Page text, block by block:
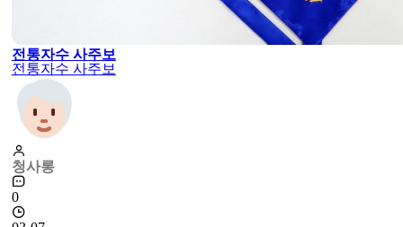
전통자수 사주보
전통자수 사주보
청사롱
0